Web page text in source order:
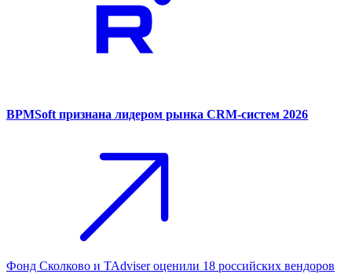
BPMSoft признана лидером рынка CRM-систем 2026
Фонд Сколково и TAdviser оценили 18 российских вендоров